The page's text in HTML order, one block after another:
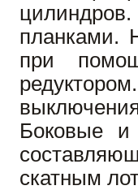
цилиндров.
планками.
при
Боковые и
скатным